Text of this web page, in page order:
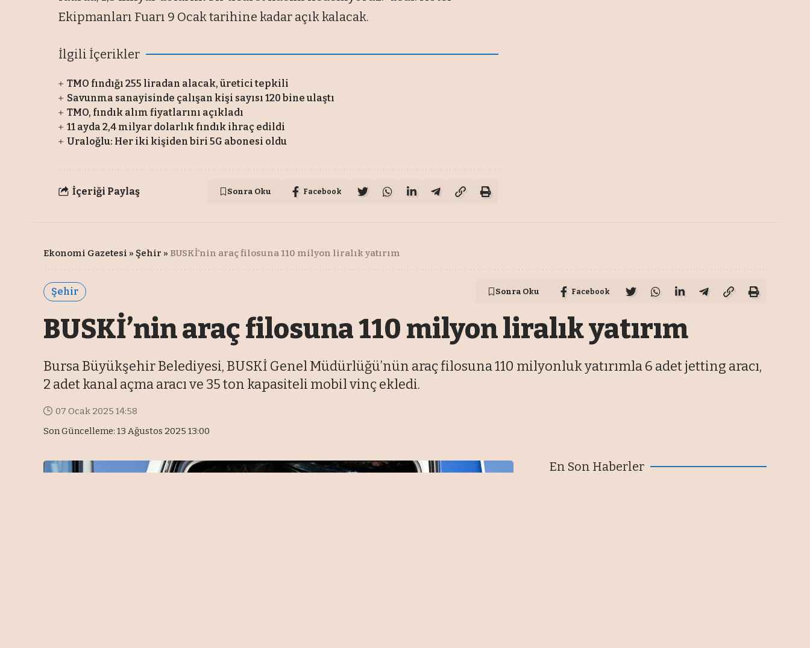
Ekipmanları Fuarı 9 Ocak tarihine kadar açık kalacak.
İlgili İçerikler
TMO fındığı 255 liradan alacak, üretici tepkili
Savunma sanayisinde çalışan kişi sayısı 120 bine ulaştı
TMO, fındık alım fiyatlarını açıkladı
11 ayda 2,4 milyar dolarlık fındık ihraç edildi
Uraloğlu: Her iki kişiden biri 5G abonesi oldu
İçeriği Paylaş Sonra Oku Facebook
Ekonomi Gazetesi » Şehir » BUSKİ’nin araç filosuna 110 milyon liralık yatırım
Şehir Sonra Oku Facebook
BUSKİ’nin araç filosuna 110 milyon liralık yatırım
Bursa Büyükşehir Belediyesi, BUSKİ Genel Müdürlüğü’nün araç filosuna 110 milyonluk yatırımla 6 adet jetting aracı,
2 adet kanal açma aracı ve 35 ton kapasiteli mobil vinç ekledi.
Son Güncelleme: 13 Ağustos 2025 13:00
07 Ocak 2025 14:58
En Son Haberler